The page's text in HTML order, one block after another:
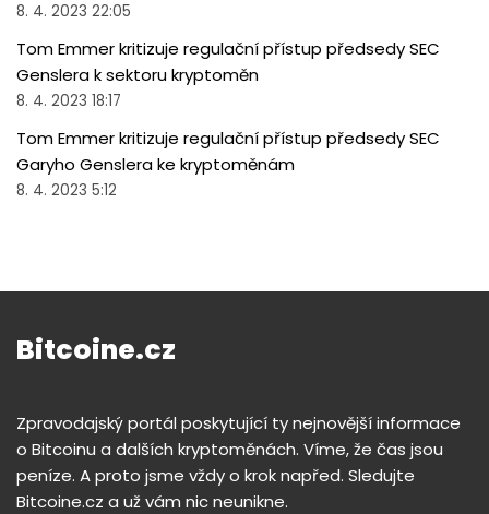
8. 4. 2023 22:05
Tom Emmer kritizuje regulační přístup předsedy SEC
Genslera k sektoru kryptoměn
8. 4. 2023 18:17
Tom Emmer kritizuje regulační přístup předsedy SEC
Garyho Genslera ke kryptoměnám
8. 4. 2023 5:12
Bitcoine.cz
Zpravodajský portál poskytující ty nejnovější informace
o Bitcoinu a dalších kryptoměnách. Víme, že čas jsou
peníze. A proto jsme vždy o krok napřed. Sledujte
Bitcoine.cz a už vám nic neunikne.